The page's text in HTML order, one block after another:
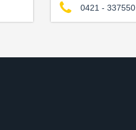
0421 - 337550